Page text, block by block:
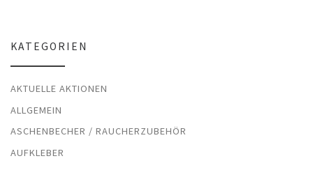
KATEGORIEN
AKTUELLE AKTIONEN
ALLGEMEIN
ASCHENBECHER / RAUCHERZUBEHÖR
AUFKLEBER